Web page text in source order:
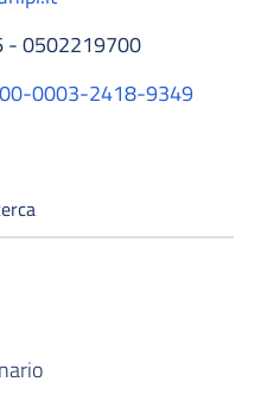
- 0502219700
0003-2418-9349